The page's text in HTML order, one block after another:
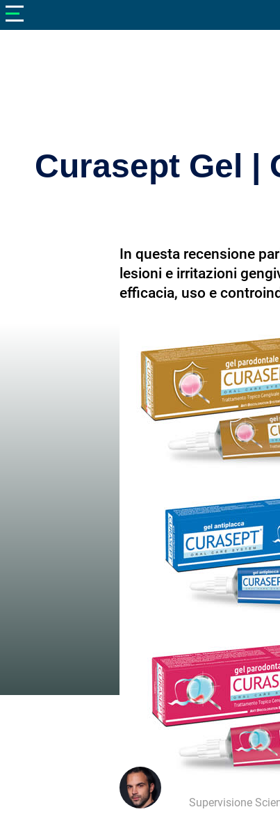
Curasept Gel |
In questa recensione
lesioni e irritazioni
efficacia, uso e
Supervisione
V netonutrizione
Dimagrire